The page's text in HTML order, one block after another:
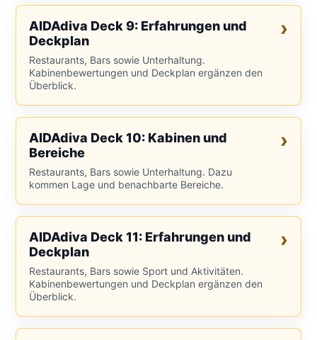
AIDAdiva Deck 9: Erfahrungen und
Deckplan
Restaurants, Bars sowie Unterhaltung.
Kabinenbewertungen und Deckplan ergänzen den
Überblick.
AIDAdiva Deck 10: Kabinen und
Bereiche
Restaurants, Bars sowie Unterhaltung. Dazu
kommen Lage und benachbarte Bereiche.
AIDAdiva Deck 11: Erfahrungen und
Deckplan
Restaurants, Bars sowie Sport und Aktivitäten.
Kabinenbewertungen und Deckplan ergänzen den
Überblick.